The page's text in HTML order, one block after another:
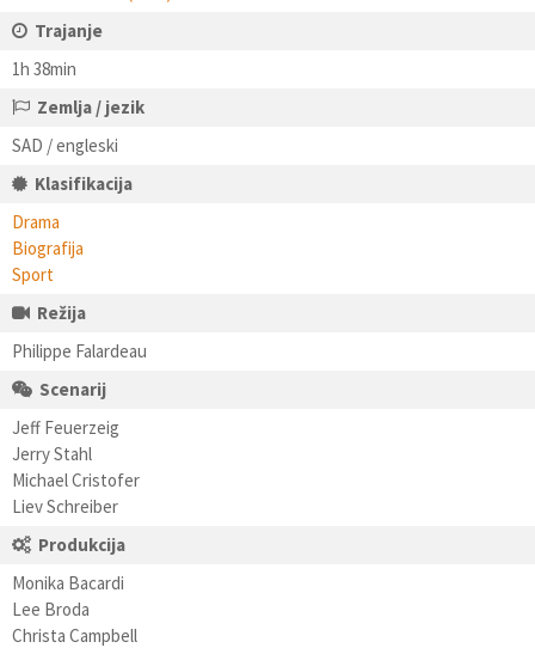
Trajanje
1h 38min
Zemlja / jezik
SAD / engleski
Klasifikacija
Drama
Biografija
Sport
Režija
Philippe Falardeau
Scenarij
Jeff Feuerzeig
Jerry Stahl
Michael Cristofer
Liev Schreiber
Produkcija
Monika Bacardi
Lee Broda
Christa Campbell